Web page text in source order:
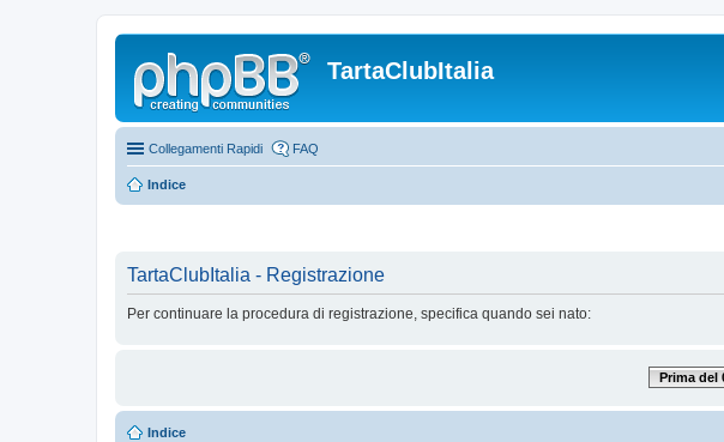
TartaClubItalia
Collegamenti Rapidi FAQ
Indice
TartaClubItalia - Registrazione
Per continuare la procedura di registrazione, specifica quando sei nato:
Prima del
Indice